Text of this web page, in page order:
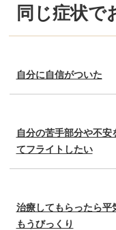
同じ症状で
自分に自信がついた
自分の苦手部分や不
てフライトしたい
治療してもらったら平
もうびっくり